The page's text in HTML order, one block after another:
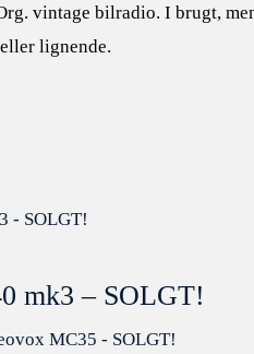
vintage bilradio. I brugt,
lignende.
mk3 – SOLGT!